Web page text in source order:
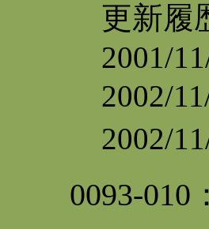
更新履
2001/
2002/
2002/
0093-010：